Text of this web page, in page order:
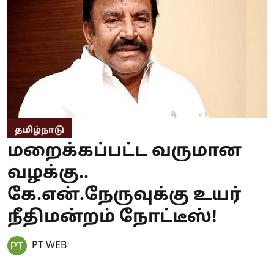
தமிழ்நாடு
மறைக்கப்பட்ட வருமான
வழக்கு..
கே.என்.நேருவுக்கு உயர்
நீதிமன்றம் நோட்டீஸ்!
PT WEB